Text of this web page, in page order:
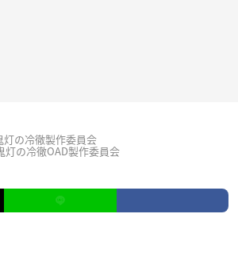
の冷徹製作委員会
の冷徹OAD製作委員会